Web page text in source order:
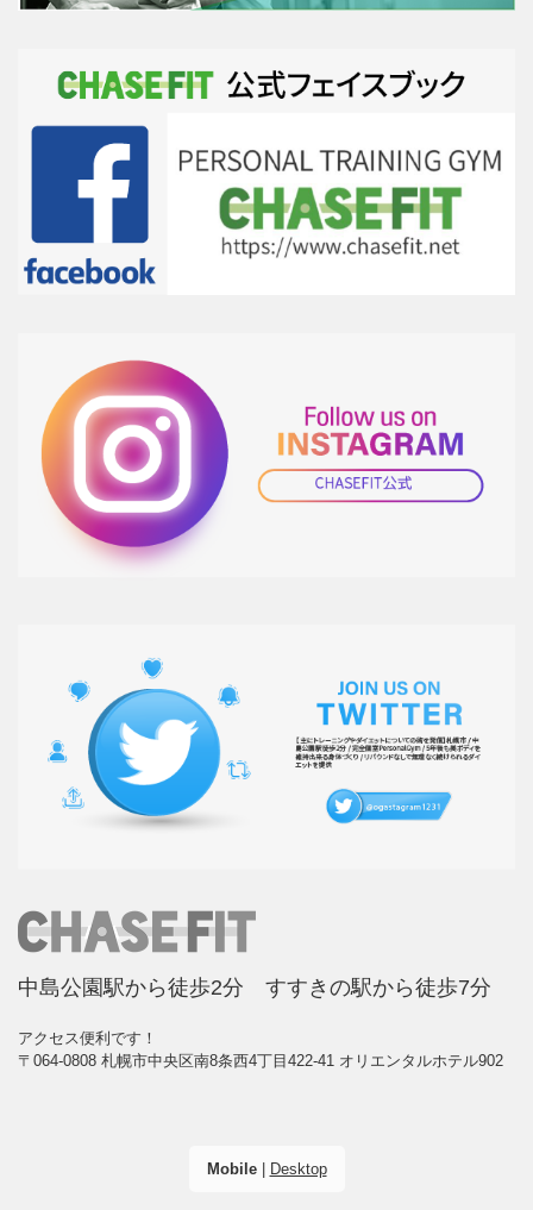
中島公園駅から徒歩2分 すすきの駅から徒歩7分
アクセス便利です！
〒064-0808 札幌市中央区南8条西4丁目422-41 オリエンタルホテル902
Mobile| Desktop